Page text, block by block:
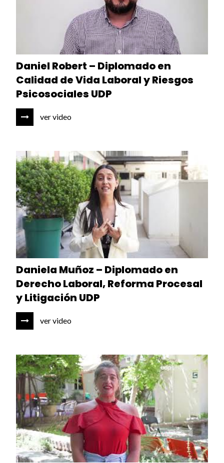
Daniel Robert – Diplomado en
Calidad de Vida Laboral y Riesgos
Psicosociales UDP
ver video
Daniela Muñoz – Diplomado en
Derecho Laboral, Reforma Procesal
y Litigación UDP
ver video